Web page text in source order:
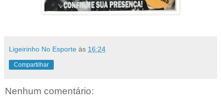
Ligeirinho No Esporte às 16:24
Compartilhar
Nenhum comentário: